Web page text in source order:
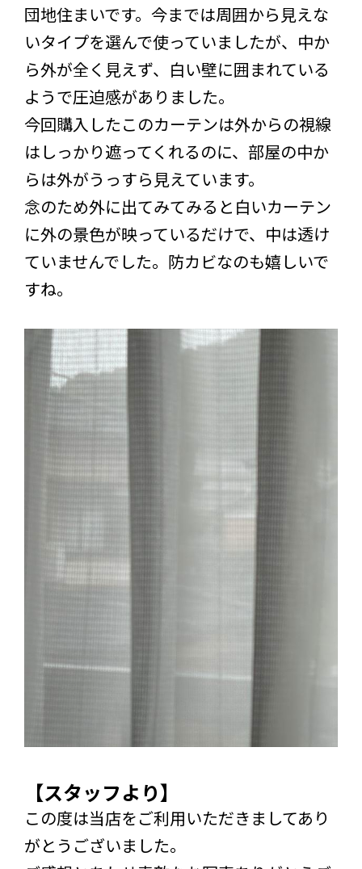
団地住まいです。今までは周囲から見えな
いタイプを選んで使っていましたが、中か
ら外が全く見えず、白い壁に囲まれている
ようで圧迫感がありました。
今回購入したこのカーテンは外からの視線
はしっかり遮ってくれるのに、部屋の中か
らは外がうっすら見えています。
念のため外に出てみてみると白いカーテン
に外の景色が映っているだけで、中は透け
ていませんでした。防カビなのも嬉しいで
すね。
【スタッフより】
この度は当店をご利用いただきましてあり
がとうございました。